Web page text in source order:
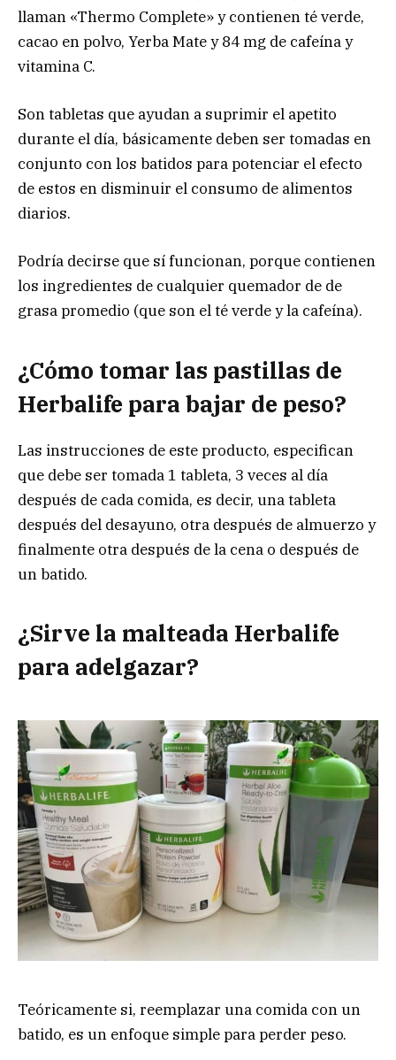
llaman «Thermo Complete» y contienen té verde,
cacao en polvo, Yerba Mate y 84 mg de cafeína y
vitamina C.
Son tabletas que ayudan a suprimir el apetito
durante el día, básicamente deben ser tomadas en
conjunto con los batidos para potenciar el efecto
de estos en disminuir el consumo de alimentos
diarios.
Podría decirse que sí funcionan, porque contienen
los ingredientes de cualquier quemador de de
grasa promedio (que son el té verde y la cafeína).
¿Cómo tomar las pastillas de
Herbalife para bajar de peso?
Las instrucciones de este producto, especifican
que debe ser tomada 1 tableta, 3 veces al día
después de cada comida, es decir, una tableta
después del desayuno, otra después de almuerzo y
finalmente otra después de la cena o después de
un batido.
¿Sirve la malteada Herbalife
para adelgazar?
Teóricamente si, reemplazar una comida con un
batido, es un enfoque simple para perder peso.